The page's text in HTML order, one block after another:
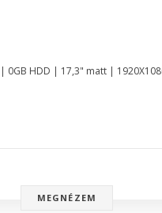
HDD | 17,3" matt |
MEGNÉZEM